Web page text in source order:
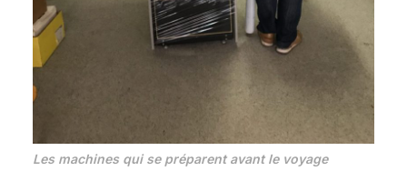
Les machines qui se préparent avant le voyage